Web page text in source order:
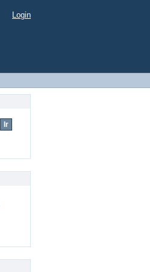
Login